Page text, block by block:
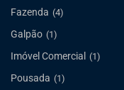
Fazenda (4)
Galpão (1)
Imóvel Comercial (1)
Pousada (1)